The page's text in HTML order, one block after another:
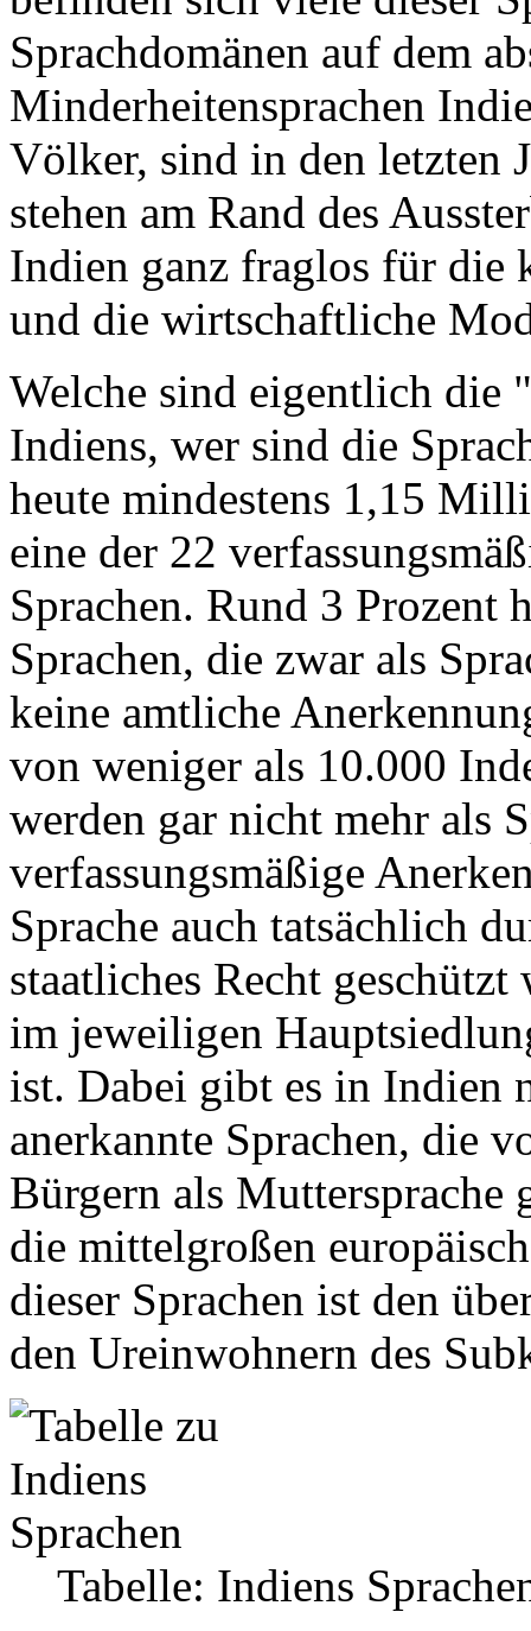
Sprachdomänen auf dem
Minderheitensprachen
Völker, sind in den letzten
stehen am Rand des
Indien ganz fraglos für die
und die wirtschaftliche
Welche sind eigentlich die
Indiens, wer sind die
heute mindestens 1,15
eine der 22
Sprachen. Rund 3 Prozent
Sprachen, die zwar als
keine amtliche
von weniger als 10.000
werden gar nicht mehr als
verfassungsmäßige
Sprache auch tatsächlich
staatliches Recht
im jeweiligen
ist. Dabei gibt es in Indien
anerkannte Sprachen, die
Bürgern als Muttersprache
die mittelgroßen
dieser Sprachen ist den
den Ureinwohnern des
Tabelle: Indiens